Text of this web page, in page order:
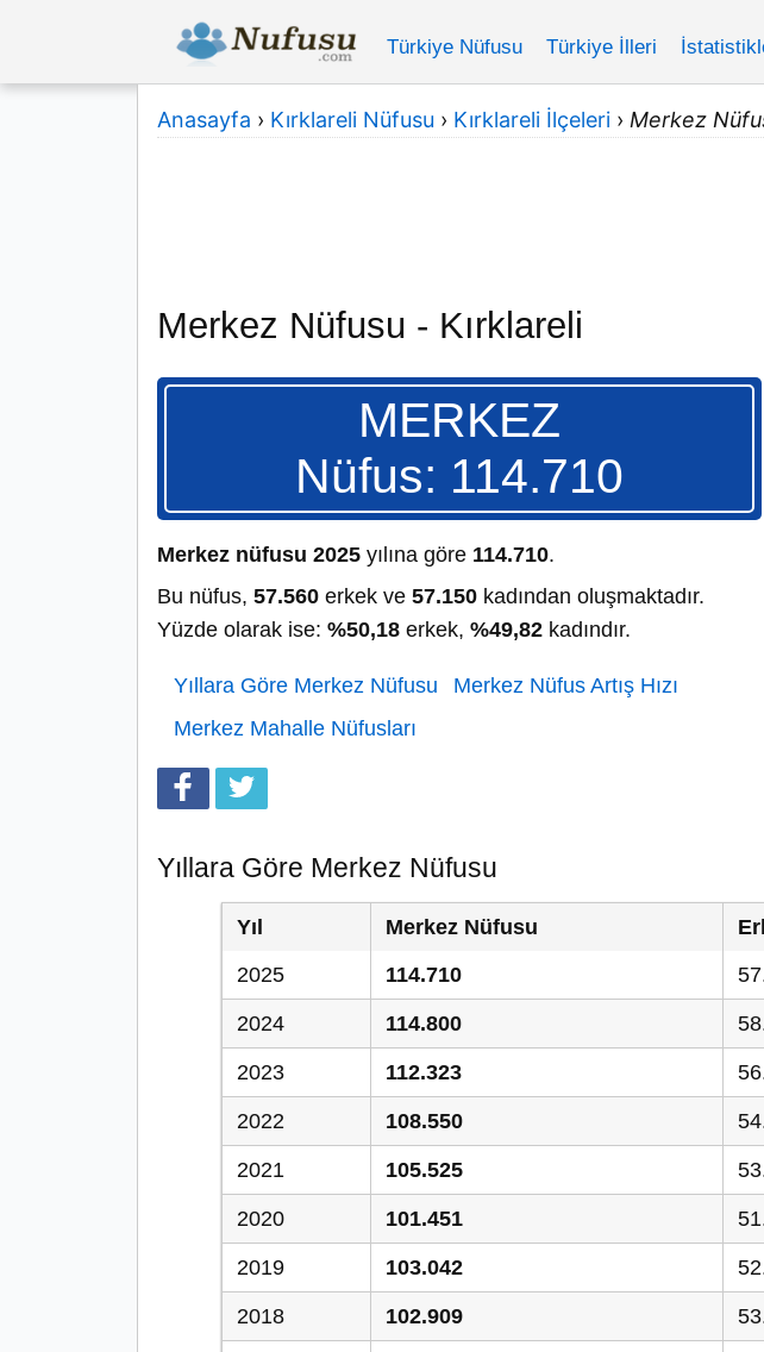
Türkiye Nüfusu Türkiye İlleri
Anasayfa › Kırklareli Nüfusu › Kırklareli İlçeleri › Merkez
Merkez Nüfusu - Kırklareli
MERKEZ
Nüfus: 114.710
Merkez nüfusu 2025 yılına göre 114.710.
Bu nüfus, 57.560 erkek ve 57.150 kadından oluşmaktadır.
Yüzde olarak ise: %50,18 erkek, %49,82 kadındır.
Yıllara Göre Merkez Nüfusu
Merkez Nüfus Artış Hızı
Merkez Mahalle Nüfusları
Yıllara Göre Merkez Nüfusu
Yıl Merkez Nüfusu
2025
114.710
2024 114.800
2023 112.323
2022 108.550
2021 105.525
2020 101.451
2019 103.042
2018 102.909